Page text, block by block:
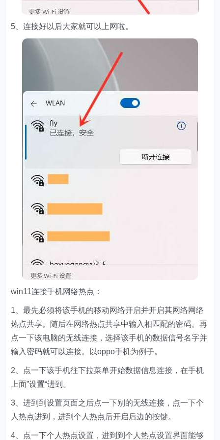
5、连接好以后大家就可以上网啦。
win11连接手机网络热点：
1、最先必须将该手机的移动网络开启并开启其网络网络
热点共享。随后在网络热点共享中输入相匹配的密码。再
点一下该电脑的无线连接，选择该手机的数据信号名字并
输入密码就可以连接。以oppo手机为例子。
2、点一下该手机往下拉菜单开始数据信息连接，在手机
上面”设置“进到。
3、进到到设置页面之后点一下别的无线连接，点一下个
人热点进到，进到个人热点后开启后边的按键。
4、点一下个人热点设置，进到到个人热点设置界面能够